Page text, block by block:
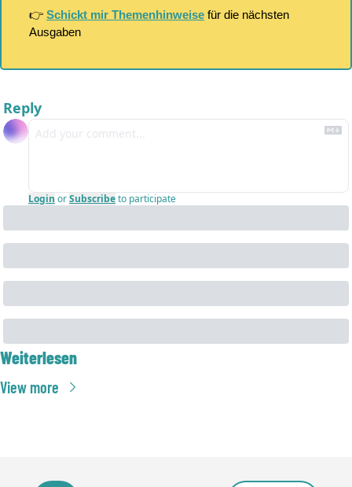
👉 Schickt mir Themenhinweise für die nächsten
Ausgaben
Reply
Login orSubscribeto participate
Weiterlesen
View more